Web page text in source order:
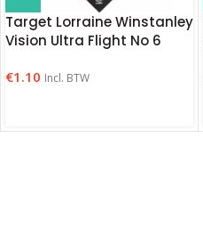
Target Lorraine Winstanley
Vision Ultra Flight No 6
€1.10 Incl. BTW